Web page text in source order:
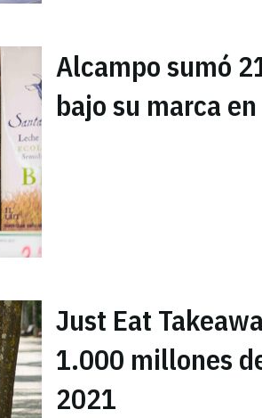
Alcampo sumó
bajo su marca
Just Eat
1.000 millones
2021